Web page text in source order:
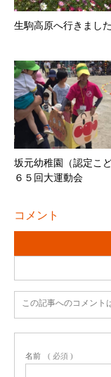
生駒高原へ行きました
坂元幼稚園（認定こど
６５回大運動会
コメント
この記事へのコメント
名前 ( 必須 )